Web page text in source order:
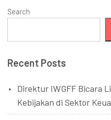
Search
Recent Posts
Direktur IWGFF Bicara
Kebijakan di Sektor